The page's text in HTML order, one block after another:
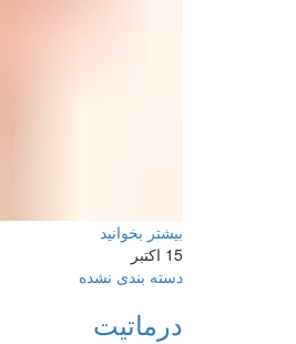
بیشتر بخوانید
15 اکتبر
دسته بندی نشده
درماتیت